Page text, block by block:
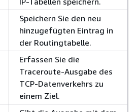
Speichern Sie den neu
hinzugefügten Eintrag in
der Routingtabelle.
Erfassen Sie die
Traceroute-Ausgabe des
TCP-Datenverkehrs zu
einem Ziel.